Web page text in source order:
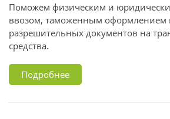
Поможем физическим и
ввозом, таможенным оформлением
разрешительных документов на
средства.
Подробнее